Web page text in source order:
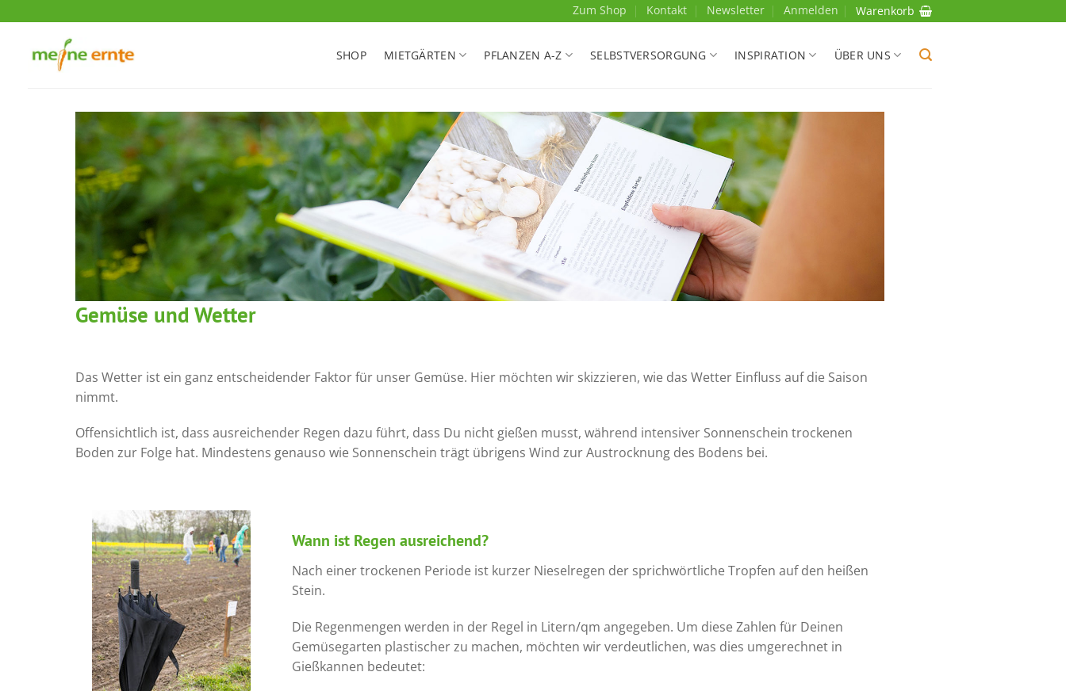
springen
Zum Shop Kontakt Newsletter Anmelden Warenkorb
SHOP MIETGÄRTEN PFLANZEN A-Z SELBSTVERSORGUNG INSPIRATION ÜBER UNS
Gemüse und Wetter
Das Wetter ist ein ganz entscheidender Faktor für unser Gemüse. Hier möchten wir skizzieren, wie das Wetter Einfluss auf die Saison
nimmt.
Offensichtlich ist, dass ausreichender Regen dazu führt, dass Du nicht gießen musst, während intensiver Sonnenschein trockenen
Boden zur Folge hat. Mindestens genauso wie Sonnenschein trägt übrigens Wind zur Austrocknung des Bodens bei.
Wann ist Regen ausreichend?
Nach einer trockenen Periode ist kurzer Nieselregen der sprichwörtliche Tropfen auf den heißen
Stein.
Die Regenmengen werden in der Regel in Litern/qm angegeben. Um diese Zahlen für Deinen
Gemüsegarten plastischer zu machen, möchten wir verdeutlichen, was dies umgerechnet in
Gießkannen bedeutet: